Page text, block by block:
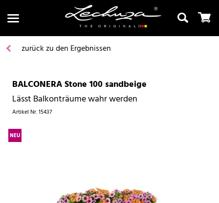
Suchen
zurück zu den Ergebnissen
BALCONERA Stone 100 sandbeige
Lässt Balkonträume wahr werden
Artikel Nr.15437
NEU